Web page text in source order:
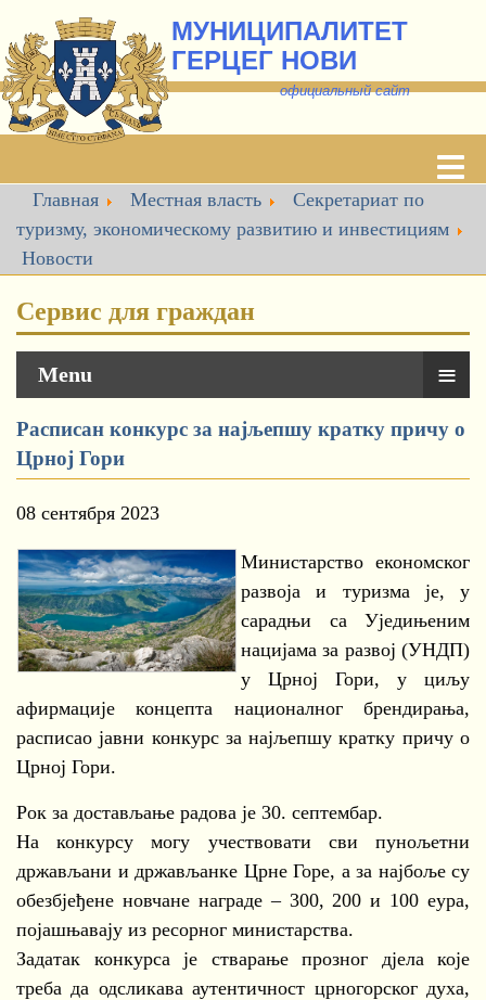
МУНИЦИПАЛИТЕТ
ГЕРЦЕГ НОВИ
официальный сайт
Главная Местная власть
Секретариат по
туризму, экономическому развитию и инвестициям
Новости
Сервис для граждан
Menu ≡
Расписан конкурс за најљепшу кратку причу о
Црној Гори
08 сентября 2023
Министарство економског
развоја и туризма је, у
сарадњи са Уједињеним
нацијама за развој (УНДП)
у Црној Гори, у циљу
афирмације концепта националног брендирања,
расписао јавни конкурс за најљепшу кратку причу о
Црној Гори.
Рок за достављање радова је 30. септембар.
На конкурсу могу учествовати сви пунољетни
држављани и држављанке Црне Горе, а за најбоље су
обезбјеђене новчане награде – 300, 200 и 100 еура,
појашњавају из ресорног министарства.
Задатак конкурса је стварање прозног дјела које
треба да одсликава аутентичност црногорског духа,